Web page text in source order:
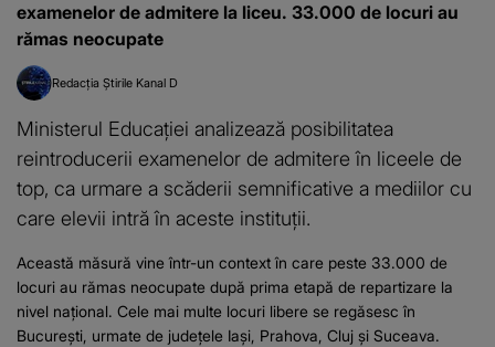
examenelor de admitere la liceu. 33.000 de locuri au
rămas neocupate
Redacția Știrile Kanal D
Ministerul Educației analizează posibilitatea
reintroducerii examenelor de admitere în liceele de
top, ca urmare a scăderii semnificative a mediilor cu
care elevii intră în aceste instituții.
Această măsură vine într-un context în care peste 33.000 de
locuri au rămas neocupate după prima etapă de repartizare la
nivel național. Cele mai multe locuri libere se regăsesc în
București, urmate de județele Iași, Prahova, Cluj și Suceava.